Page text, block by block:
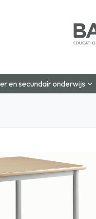
en secundair onderwijs